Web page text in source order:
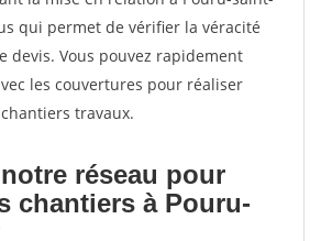
qui permet de vérifier la véracité
devis. Vous pouvez rapidement
les couvertures pour réaliser
travaux.
réseau pour
chantiers à Pouru-